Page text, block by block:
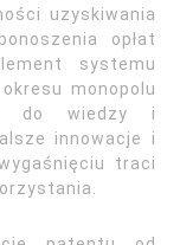
uzyskiwania
opłat
systemu
monopolu
do wiedzy i
innowacje i
traci